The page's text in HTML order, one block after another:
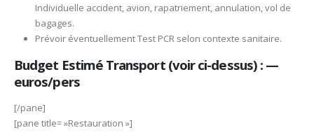
Individuelle accident, avion, rapatriement, annulation, vol de
bagages.
Prévoir éventuellement Test PCR selon contexte sanitaire.
Budget Estimé Transport (voir ci-dessus) : —
euros/pers
[/pane]
[pane title= »Restauration »]